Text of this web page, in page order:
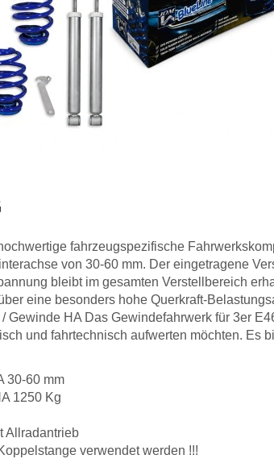
fahrzeugspezifische
von 30-60 mm. Der eingetragene
bleibt im gesamten Verstellbereich
eine besonders hohe Querkraft-
Gewinde HA Das Gewindefahrwerk für 3er
und fahrtechnisch aufwerten möchten. Es
30-60 mm
1250 Kg
Allradantrieb
verwendet werden !!!